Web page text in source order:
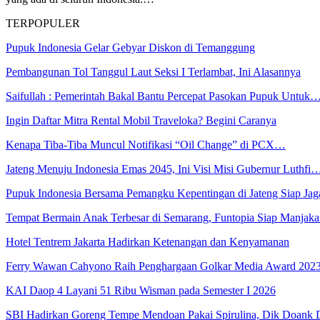
TERPOPULER
Pupuk Indonesia Gelar Gebyar Diskon di Temanggung
Pembangunan Tol Tanggul Laut Seksi I Terlambat, Ini Alasannya
Saifullah : Pemerintah Bakal Bantu Percepat Pasokan Pupuk Untuk…
Ingin Daftar Mitra Rental Mobil Traveloka? Begini Caranya
Kenapa Tiba-Tiba Muncul Notifikasi “Oil Change” di PCX…
Jateng Menuju Indonesia Emas 2045, Ini Visi Misi Gubernur
Pupuk Indonesia Bersama Pemangku Kepentingan di Jateng Siap
Tempat Bermain Anak Terbesar di Semarang, Funtopia Siap
Hotel Tentrem Jakarta Hadirkan Ketenangan dan Kenyamanan
Ferry Wawan Cahyono Raih Penghargaan Golkar Media Award
KAI Daop 4 Layani 51 Ribu Wisman pada Semester I 2026
SBI Hadirkan Goreng Tempe Mendoan Pakai Spirulina, Dik Doank